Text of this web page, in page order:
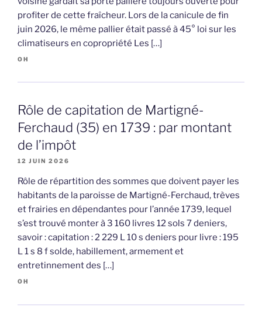
profiter de cette fraîcheur. Lors de la canicule de fin
juin 2026, le même pallier était passé à 45° loi sur les
climatiseurs en copropriété Les […]
OH
Rôle de capitation de Martigné-
Ferchaud (35) en 1739 : par montant
de l’impôt
12 JUIN 2026
Rôle de répartition des sommes que doivent payer les
habitants de la paroisse de Martigné-Ferchaud, trèves
et frairies en dépendantes pour l’année 1739, lequel
s’est trouvé monter à 3 160 livres 12 sols 7 deniers,
savoir : capitation : 2 229 L 10 s deniers pour livre : 195
L 1 s 8 f solde, habillement, armement et
entretinnement des […]
OH